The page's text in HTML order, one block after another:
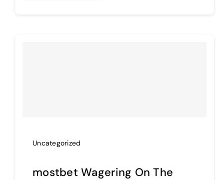
Uncategorized
‎mostbet Wagering On The